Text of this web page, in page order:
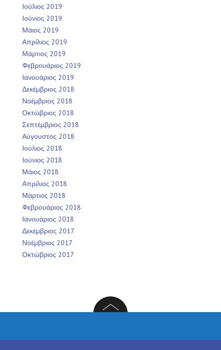
Ιούλιος 2019
Ιούνιος 2019
Μάιος 2019
Απρίλιος 2019
Μάρτιος 2019
Φεβρουάριος 2019
Ιανουάριος 2019
Δεκέμβριος 2018
Νοέμβριος 2018
Οκτώβριος 2018
Σεπτέμβριος 2018
Αύγουστος 2018
Ιούλιος 2018
Ιούνιος 2018
Μάιος 2018
Απρίλιος 2018
Μάρτιος 2018
Φεβρουάριος 2018
Ιανουάριος 2018
Δεκέμβριος 2017
Νοέμβριος 2017
Οκτώβριος 2017